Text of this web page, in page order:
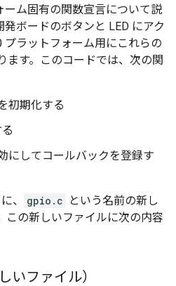
ーム固有の関数宣言について説
ボードのボタンと LED にアク
プラットフォーム用にこれらの
ます。このコードでは、次の関
初期化する
にしてコールバックを登録す
、 gpio.c
という名前の新し
この新しいファイルに次の内容
いファイル）